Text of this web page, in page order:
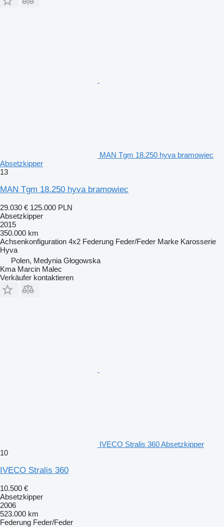
MAN Tgm 18.250 hyva bramowiec
Absetzkipper
13
MAN Tgm 18.250 hyva bramowiec
29.030 € 125.000 PLN
Absetzkipper
2015
350.000 km
Achsenkonfiguration 4x2 Federung Feder/Feder Marke Karosserie
Hyva
Polen, Medynia Głogowska
Kma Marcin Malec
Verkäufer kontaktieren
IVECO Stralis 360 Absetzkipper
10
IVECO Stralis 360
10.500 €
Absetzkipper
2006
523.000 km
Federung Feder/Feder